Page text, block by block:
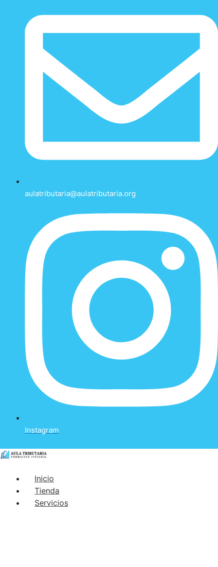
aulatributaria@aulatributaria.org
Instagram
Inicio
Tienda
Servicios